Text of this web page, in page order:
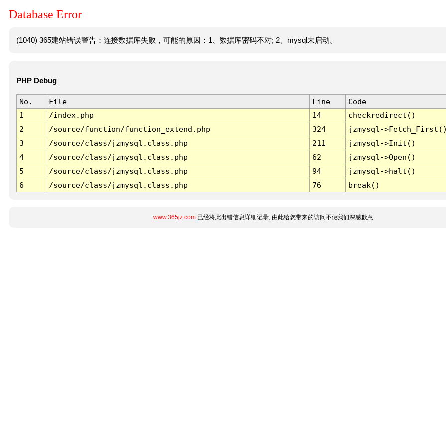
Database Error
(1040) 365建站错误警告：连接数据库失败，可能的原因：1、数据库密码不对; 2、mysql未启动。
PHP Debug
No. File Line
Code
1
/index.php 14
checkredirect()
2
/source/function/function_extend.php 324
jzmysql-
3
/source/class/jzmysql.class.php 211
jzmysql->Init()
4
/source/class/jzmysql.class.php 62
jzmysql->Open()
5
/source/class/jzmysql.class.php 94
jzmysql->halt()
6
/source/class/jzmysql.class.php 76 break()
www.365jz.com已经将此出错信息详细记录, 由此给您带来的访问不便我们深感歉意.